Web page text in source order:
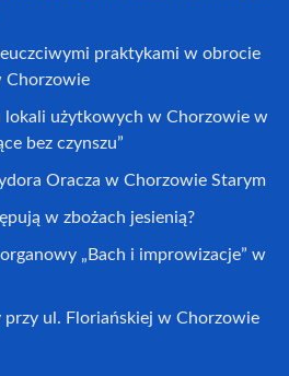
praktykami w obrocie
Chorzowie
lokali użytkowych w Chorzowie w
bez czynszu”
Oracza w Chorzowie Starym
w zbożach jesienią?
„Bach i improwizacje” w
przy ul. Floriańskiej w Chorzowie